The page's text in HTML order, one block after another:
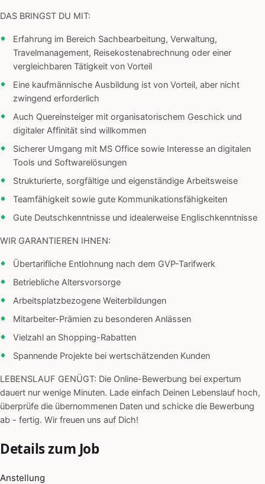
DAS BRINGST DU MIT:
Erfahrung im Bereich Sachbearbeitung, Verwaltung,
Travelmanagement, Reisekostenabrechnung oder einer
vergleichbaren Tätigkeit von Vorteil
Eine kaufmännische Ausbildung ist von Vorteil, aber nicht
zwingend erforderlich
Auch Quereinsteiger mit organisatorischem Geschick und
digitaler Affinität sind willkommen
Sicherer Umgang mit MS Office sowie Interesse an digitalen
Tools und Softwarelösungen
Strukturierte, sorgfältige und eigenständige Arbeitsweise
Teamfähigkeit sowie gute Kommunikationsfähigkeiten
Gute Deutschkenntnisse und idealerweise Englischkenntnisse
WIR GARANTIEREN IHNEN:
Übertarifliche Entlohnung nach dem GVP-Tarifwerk
Betriebliche Altersvorsorge
Arbeitsplatzbezogene Weiterbildungen
Mitarbeiter-Prämien zu besonderen Anlässen
Vielzahl an Shopping-Rabatten
Spannende Projekte bei wertschätzenden Kunden
LEBENSLAUF GENÜGT: Die Online-Bewerbung bei expertum
dauert nur wenige Minuten. Lade einfach Deinen Lebenslauf hoch,
überprüfe die übernommenen Daten und schicke die Bewerbung
ab - fertig. Wir freuen uns auf Dich!
Details zum Job
Anstellung